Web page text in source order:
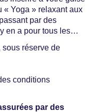
Yoga » relaxant aux
par des
en a pour tous les
réserve de
conditions
par des